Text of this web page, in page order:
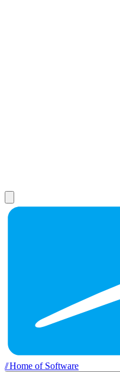
//Home of Software